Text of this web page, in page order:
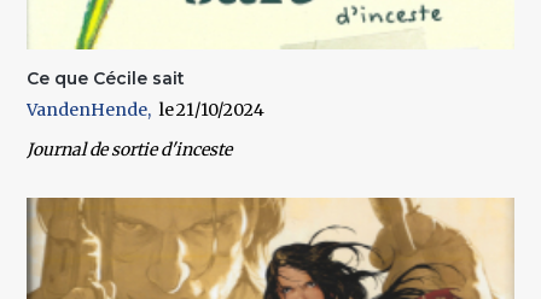
Ce que Cécile sait
VandenHende
21/10/2024
Journal de sortie d'inceste